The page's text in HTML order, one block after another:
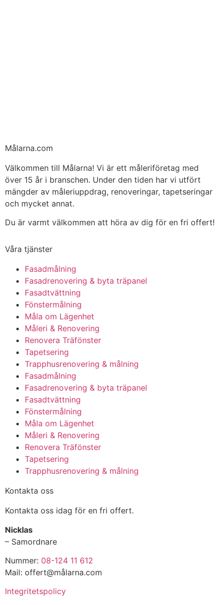
Målarna.com
Välkommen till Målarna! Vi är ett måleriföretag med
över 15 år i branschen. Under den tiden har vi utfört
mängder av måleriuppdrag, renoveringar, tapetseringar
och mycket annat.
Du är varmt välkommen att höra av dig för en fri offert!
Våra tjänster
Fasadmålning
Fasadrenovering & byta träpanel
Fasadtvättning
Fönstermålning
Måla om Lägenhet
Måleri & Renovering
Renovera Träfönster
Tapetsering
Trapphusrenovering & målning
Fasadmålning
Fasadrenovering & byta träpanel
Fasadtvättning
Fönstermålning
Måla om Lägenhet
Måleri & Renovering
Renovera Träfönster
Tapetsering
Trapphusrenovering & målning
Kontakta oss
Kontakta oss idag för en fri offert.
Nicklas
– Samordnare
Nummer: 08-124 11 612
Mail: offert@målarna.com
Integritetspolicy